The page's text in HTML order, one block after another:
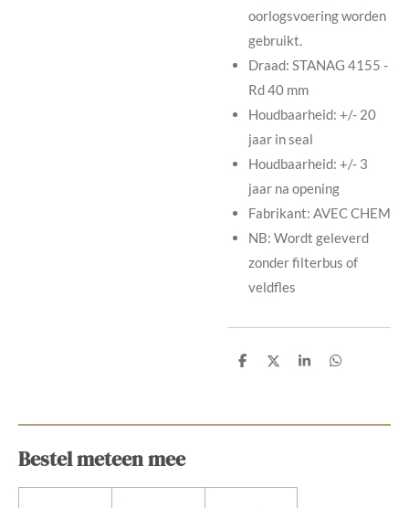
oorlogsvoering worden
gebruikt.
Draad: STANAG 4155 -
Rd 40 mm
Houdbaarheid: +/- 20
jaar in seal
Houdbaarheid: +/- 3
jaar na opening
Fabrikant: AVEC CHEM
NB: Wordt geleverd
zonder filterbus of
veldfles
D
D
S
D
Bestel meteen mee